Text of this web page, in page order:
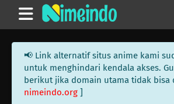
📢 Link alternatif situs anime kami
untuk menghindari kendala akses.
berikut jika domain utama tidak bisa
nimeindo.org ]